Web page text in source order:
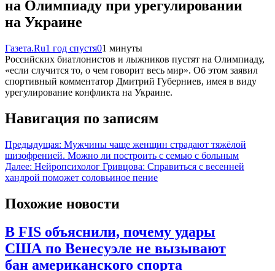
на Олимпиаду при урегулировании
на Украине
Газета.Ru1 год спустя01 минуты
Российских биатлонистов и лыжников пустят на Олимпиаду,
«если случится то, о чем говорит весь мир». Об этом заявил
спортивный комментатор Дмитрий Губерниев, имея в виду
урегулирование конфликта на Украине.
Навигация по записям
Предыдущая: Мужчины чаще женщин страдают тяжёлой
шизофренией. Можно ли построить с семью с больным
Далее: Нейропсихолог Гривцова: Справиться с весенней
хандрой поможет соловьиное пение
Похожие новости
В FIS объяснили, почему удары
США по Венесуэле не вызывают
бан американского спорта